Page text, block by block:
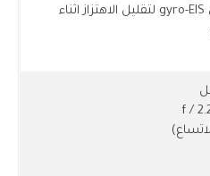
- مثبت إلكتروني gyro-EIS لتقليل الاهتزاز اثناء